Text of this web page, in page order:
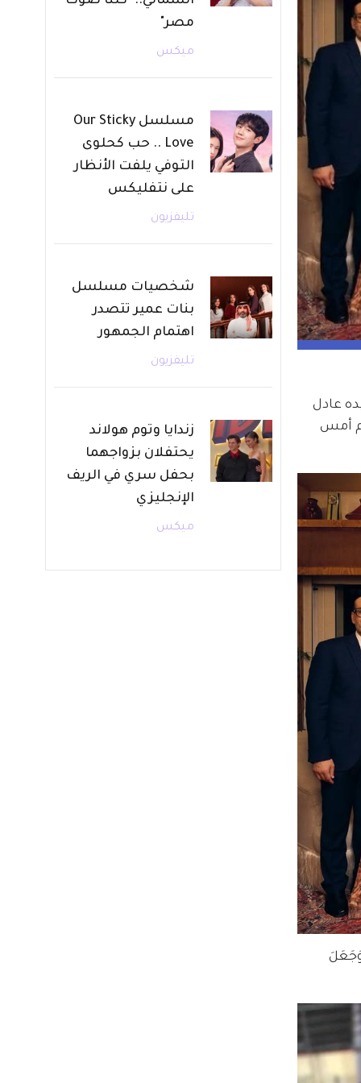
عادل
أمس
وَجَعَلَ
مصر"
ميكس
مسلسل Our Sticky
Love .. حب كحلوى
التوفي يلفت الأنظار
على نتفليكس
تليفزيون
شخصيات مسلسل
بنات عمير تتصدر
اهتمام الجمهور
تليفزيون
زندايا وتوم هولاند
يحتفلان بزواجهما
بحفل سري في الريف
الإنجليزي
ميكس